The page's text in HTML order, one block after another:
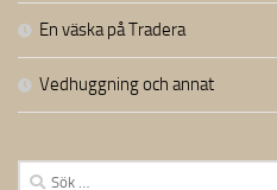
En väska på Tradera
Vedhuggning och annat
Sök